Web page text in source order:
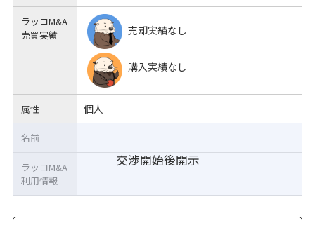
ラッコM&A
売買実績
売却実績なし
購入実績なし
属性 個人
交渉開始後開示
名前
ラッコM&A
利用情報